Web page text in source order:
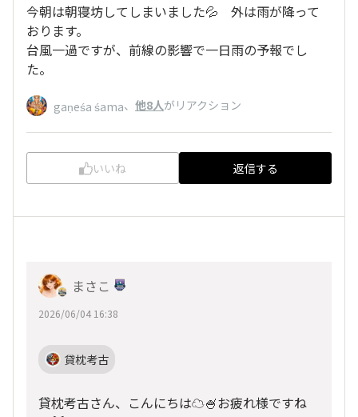
今朝は朝寝坊してしまいました💦 外は雨が降って
おります。
台風一過ですが、前線の影響で一日雨の予報でし
た。
gaṇeśa śama、 他8人がリアクション
いいね 返信する
まさこ
2026/06/04 16:38
貸枕考古
貸枕考古さん、こんにちは☁️🍧お疲れ様ですね